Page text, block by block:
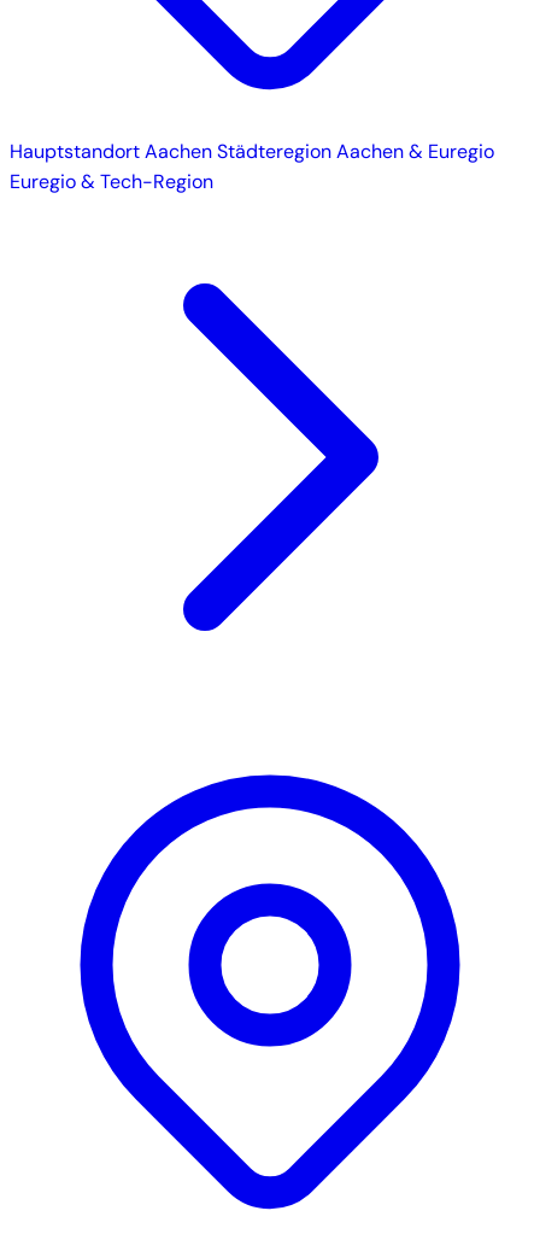
HauptstandortAachenStädteregion Aachen & Euregio
Euregio & Tech-Region